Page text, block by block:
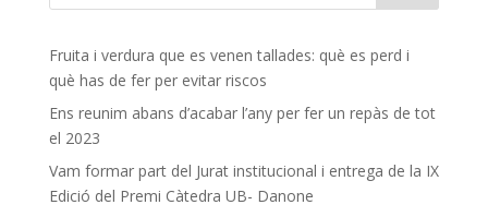
Fruita i verdura que es venen tallades: què es perd i
què has de fer per evitar riscos
Ens reunim abans d’acabar l’any per fer un repàs de tot
el 2023
Vam formar part del Jurat institucional i entrega de la IX
Edició del Premi Càtedra UB- Danone